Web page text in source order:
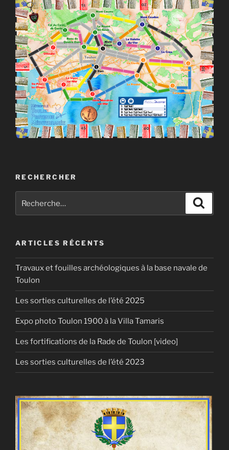
RECHERCHER
pour
ARTICLES RÉCENTS
Travaux et fouilles archéologiques à la base navale de
Toulon
Les sorties culturelles de l’été 2025
Expo photo Toulon 1900 à la Villa Tamaris
Les fortifications de la Rade de Toulon [video]
Les sorties culturelles de l’été 2023